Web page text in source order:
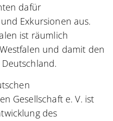
dafür
Exkursionen aus.
ist räumlich
und damit den
Gesellschaft e. V. ist
des